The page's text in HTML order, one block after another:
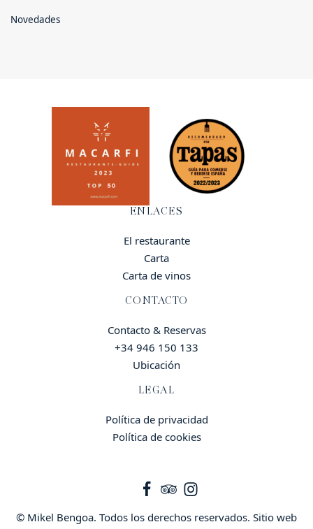
Novedades
ENLACES
El restaurante
Carta
Carta de vinos
CONTACTO
Contacto & Reservas
+34 946 150 133
Ubicación
LEGAL
Política de privacidad
Política de cookies
© Mikel Bengoa. Todos los derechos reservados. Sitio web